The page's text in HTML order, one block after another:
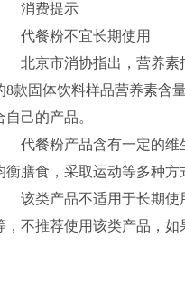
消费提示
代餐粉不宜长期使用
北京市消协指出，营养素指
8款固体饮料样品营养素含
自己的产品。
代餐粉产品含有一定的维生
衡膳食，采取运动等多种方
该类产品不适用于长期使用
，不推荐使用该类产品，如